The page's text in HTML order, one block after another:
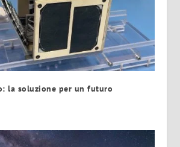
la soluzione per un futuro